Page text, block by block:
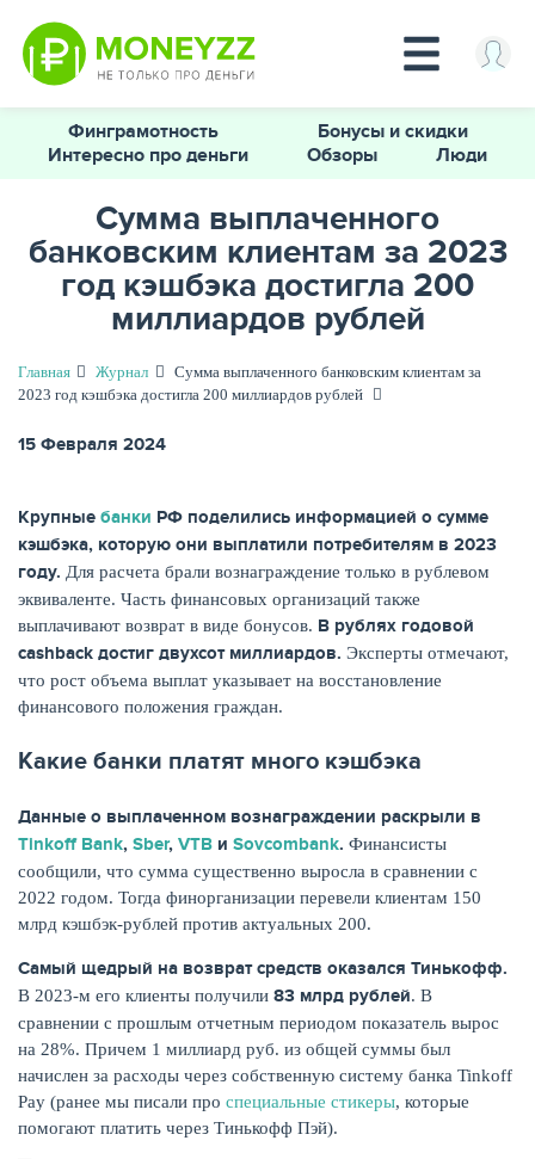
КРЕДИТЫ
ЗАЙМЫ
Финграмотность
Бонусы и скидки
Интересно про деньги
Обзоры Люди
Сумма выплаченного
банковским клиентам за 2023
год кэшбэка достигла 200
миллиардов рублей
Главная Журнал
Сумма выплаченного банковским клиентам за
2023 год кэшбэка достигла 200 миллиардов рублей
15 Февраля 2024
Крупные банки РФ поделились информацией о сумме
кэшбэка, которую они выплатили потребителям в 2023
году. Для расчета брали вознаграждение только в рублевом
эквиваленте. Часть финансовых организаций также
выплачивают возврат в виде бонусов. В рублях годовой
cashback достиг двухсот миллиардов. Эксперты отмечают,
что рост объема выплат указывает на восстановление
финансового положения граждан.
Какие банки платят много кэшбэка
Данные о выплаченном вознаграждении раскрыли в
Tinkoff Bank, Sber, VTB и Sovcombank. Финансисты
сообщили, что сумма существенно выросла в сравнении с
2022 годом. Тогда финорганизации перевели клиентам 150
млрд кэшбэк-рублей против актуальных 200.
Самый щедрый на возврат средств оказался Тинькофф.
В 2023-м его клиенты получили 83 млрд рублей. В
сравнении с прошлым отчетным периодом показатель вырос
на 28%. Причем 1 миллиард руб. из общей суммы был
начислен за расходы через собственную систему банка Tinkoff
Pay (ранее мы писали про специальные стикеры, которые
помогают платить через Тинькофф Пэй).